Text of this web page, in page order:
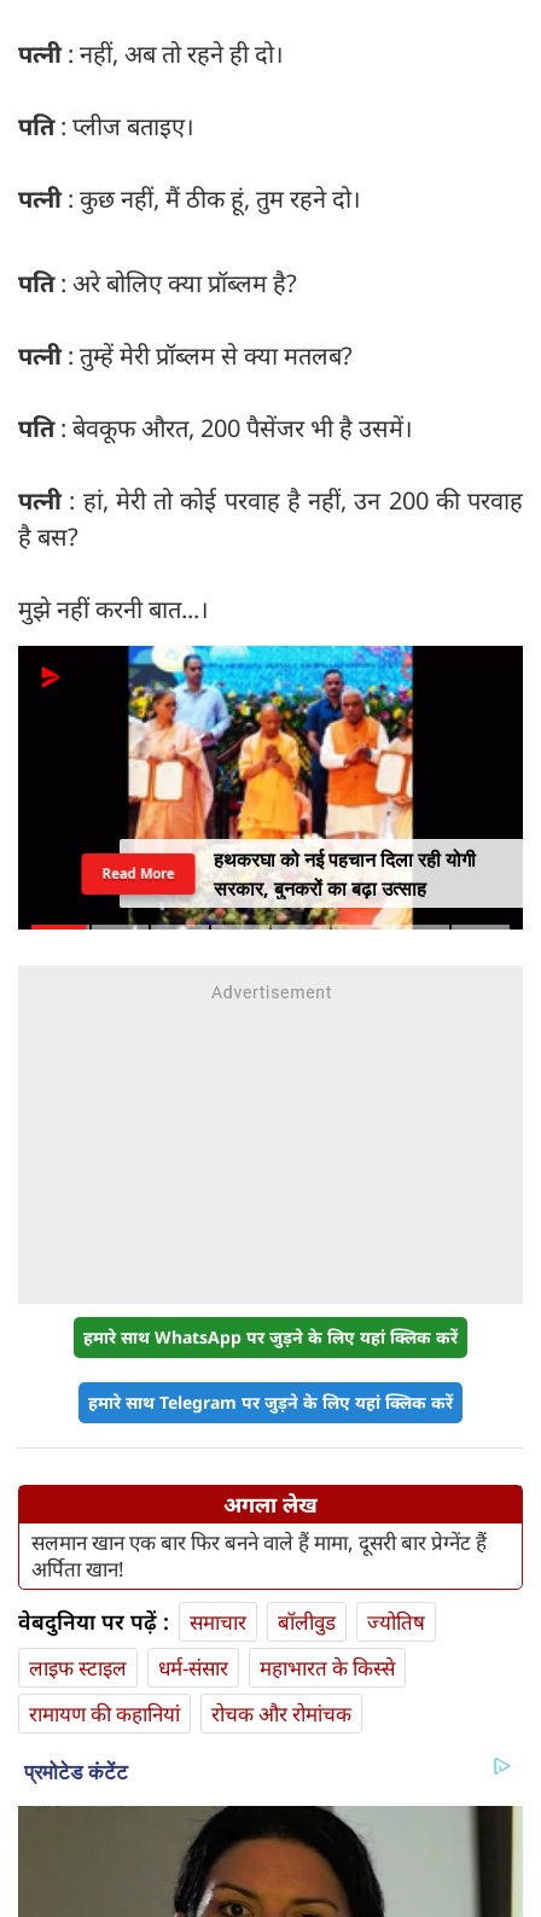
पत्नी: नहीं, अब तो रहने ही दो।
पति: प्लीज बताइए।
पत्नी: कुछ नहीं, मैं ठीक हूं, तुम रहने दो।
पति: अरे बोलिए क्या प्रॉब्लम है?
पत्नी: तुम्हें मेरी प्रॉब्लम से क्या मतलब?
पति: बेवकूफ औरत, 200 पैसेंजर भी है उसमें।
पत्नी: हां, मेरी तो कोई परवाह है नहीं, उन 200 की परवाह
है बस?
मुझे नहीं करनी बात...।
भारत में बढ़ रहा EV का क्रेज, खरीदने से
पहले जानें इलेक्ट्रिक वाहनों के 4 प्रकार
और इनके फायदे
Read More
हमारे साथ WhatsApp पर जुड़ने के लिए यहां क्लिक करें
हमारे साथ Telegram पर जुड़ने के लिए यहां क्लिक करें
अगला लेख
सलमान खान एक बार फिर बनने वाले हैं मामा, दूसरी बार प्रेग्नेंट हैं
अर्पिता खान!
वेबदुनिया पर पढ़ें : समाचार बॉलीवुड
ज्योतिष
लाइफ स्‍टाइल
धर्म-संसार
महाभारत के किस्से
रामायण की कहानियां
रोचक और रोमांचक